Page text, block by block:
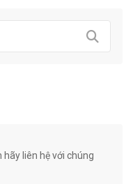
hãy liên hệ với chúng